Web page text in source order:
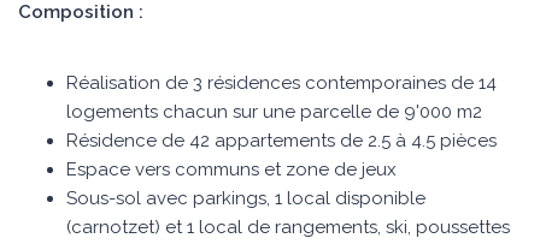
Composition :
Réalisation de 3 résidences contemporaines de 14
logements chacun sur une parcelle de 9'000 m2
Résidence de 42 appartements de 2.5 à 4.5 pièces
Espace vers communs et zone de jeux
Sous-sol avec parkings, 1 local disponible
(carnotzet) et 1 local de rangements, ski, poussettes